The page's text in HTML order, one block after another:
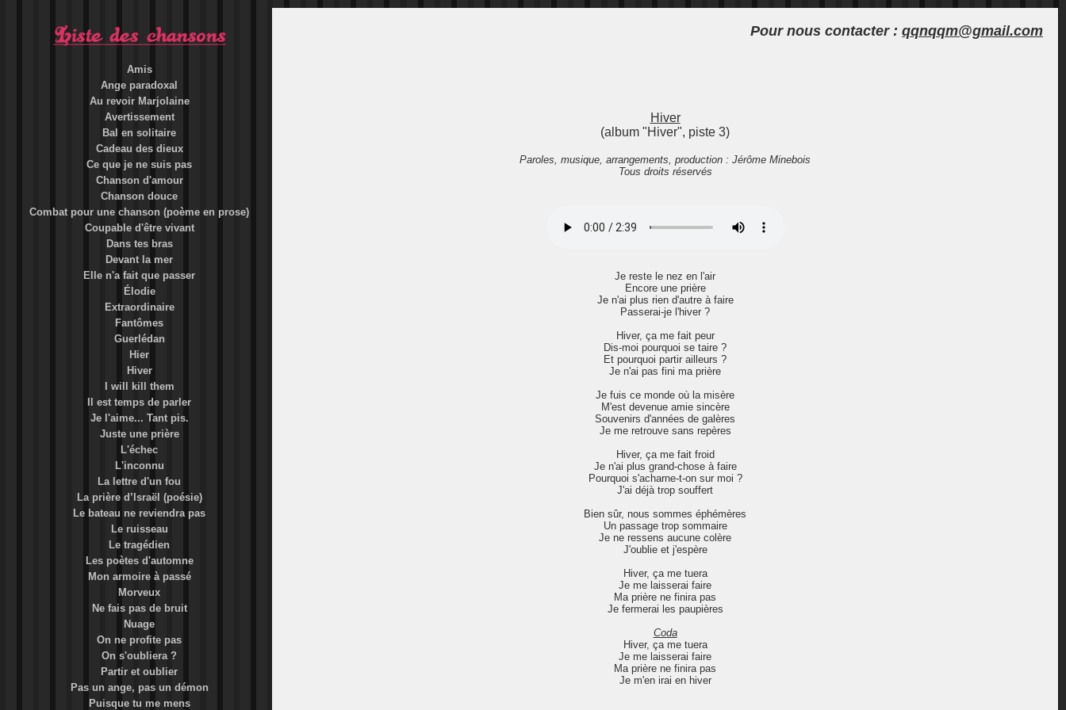
Amis
Ange paradoxal
Au revoir Marjolaine
Avertissement
Bal en solitaire
Cadeau des dieux
Ce que je ne suis pas
Chanson d'amour
Chanson douce
Combat pour une chanson (poème en prose)
Coupable d'être vivant
Dans tes bras
Devant la mer
Elle n'a fait que passer
Élodie
Extraordinaire
Fantômes
Guerlédan
Hier
Hiver
I will kill them
Il est temps de parler
Je l'aime... Tant pis.
Juste une prière
L'échec
L'inconnu
La lettre d'un fou
La prière d’Israël (poésie)
Le bateau ne reviendra pas
Le ruisseau
Le tragédien
Les poètes d'automne
Mon armoire à passé
Morveux
Ne fais pas de bruit
Nuage
On ne profite pas
On s'oubliera ?
Partir et oublier
Pas un ange, pas un démon
Puisque tu me mens
Pour nous contacter : qqnqqm@gmail.com
Hiver
(album "Hiver", piste 3)
Paroles, musique, arrangements, production : Jérôme Minebois
Tous droits réservés
Je reste le nez en l'air
Encore une prière
Je n'ai plus rien d'autre à faire
Passerai-je l'hiver ?
Hiver, ça me fait peur
Dis-moi pourquoi se taire ?
Et pourquoi partir ailleurs ?
Je n'ai pas fini ma prière
Je fuis ce monde où la misère
M'est devenue amie sincère
Souvenirs d'années de galères
Je me retrouve sans repères
Hiver, ça me fait froid
Je n'ai plus grand-chose à faire
Pourquoi s'acharne-t-on sur moi ?
J'ai déjà trop souffert
Bien sûr, nous sommes éphémères
Un passage trop sommaire
Je ne ressens aucune colère
J'oublie et j'espère
Hiver, ça me tuera
Je me laisserai faire
Ma prière ne finira pas
Je fermerai les paupières
Coda
Hiver, ça me tuera
Je me laisserai faire
Ma prière ne finira pas
Je m'en irai en hiver